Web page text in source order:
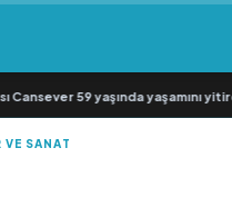
59 yaşında yaşamını yitirdi•
VE SANAT